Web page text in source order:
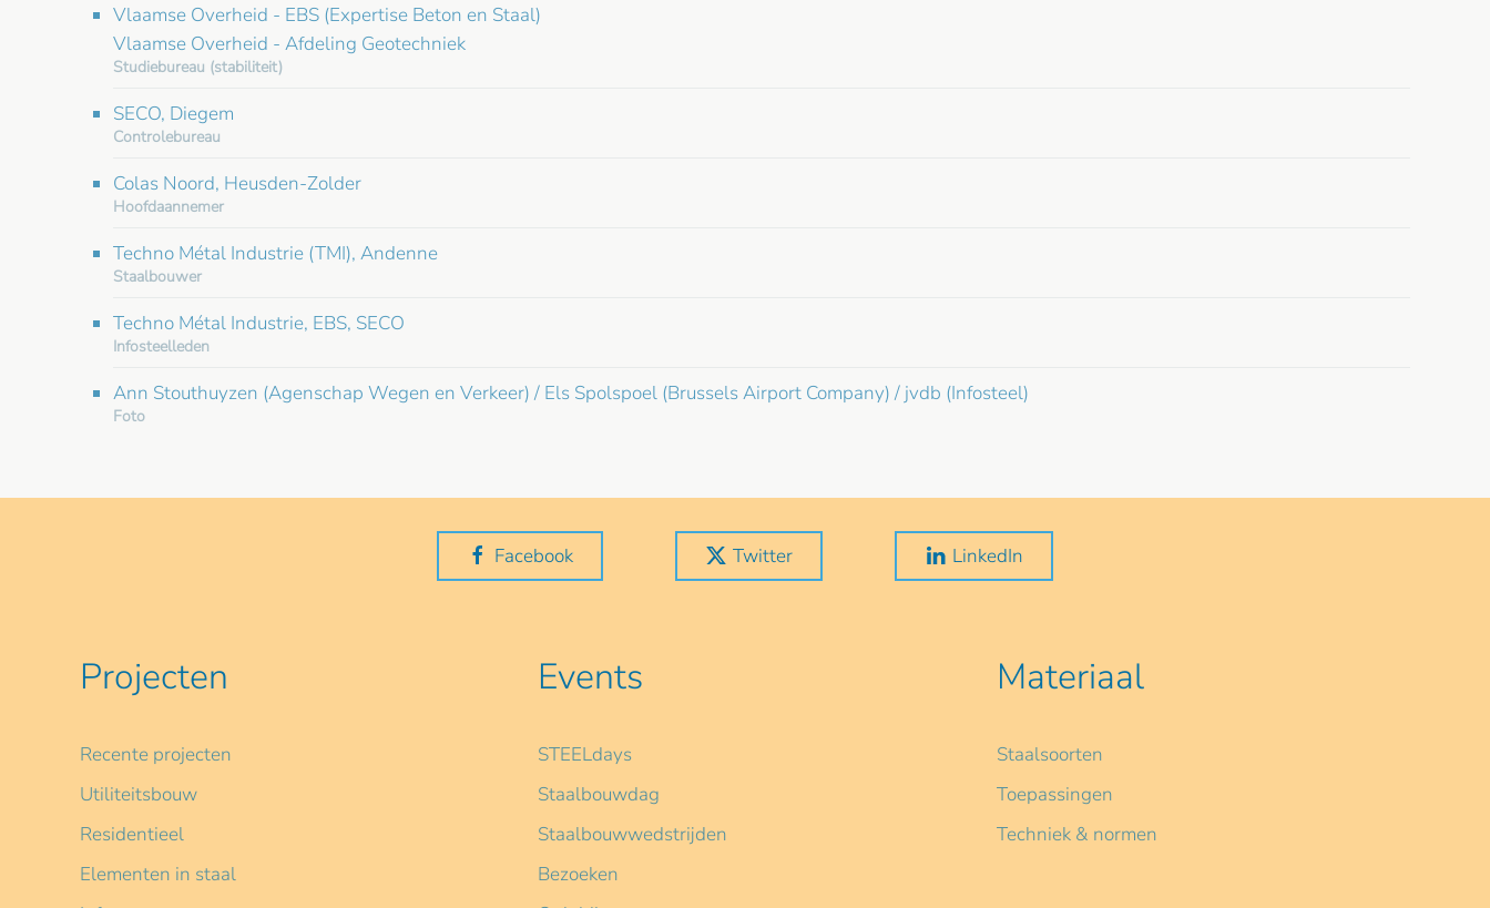
Vlaamse Overheid - EBS (Expertise Beton en Staal)
Vlaamse Overheid - Afdeling Geotechniek
Studiebureau (stabiliteit)
SECO, Diegem
Controlebureau
Colas Noord, Heusden-Zolder
Hoofdaannemer
Techno Métal Industrie (TMI), Andenne
Staalbouwer
Techno Métal Industrie, EBS, SECO
Infosteelleden
Ann Stouthuyzen (Agenschap Wegen en Verkeer) / Els Spolspoel (Brussels Airport Company) / jvdb (Infosteel)
Foto
Facebook Twitter LinkedIn
Projecten
Recente projecten
Utiliteitsbouw
Residentieel
Elementen in staal
Events
STEELdays
Staalbouwdag
Staalbouwwedstrijden
Bezoeken
Materiaal
Staalsoorten
Toepassingen
Techniek & normen